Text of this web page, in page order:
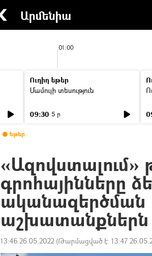
Արմենիա
01:00
Ուղիղ եթեր
Մամուլի տեսություն
09:30 5 ր
Եթեր
գրոհայինները
ականազերծման
աշխատանքներն
13:46 26.05.2022 (Թարմացված է: 13:47